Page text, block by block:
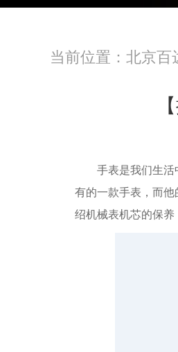
当前位置： 北京百
手表是我们生活中
有的一款手表，而
绍机械表机芯的保养